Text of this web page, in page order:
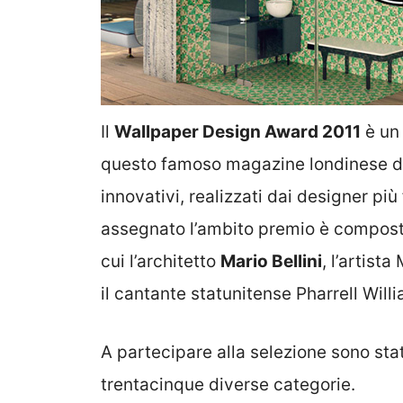
Il Wallpaper Design Award 2011 è
questo famoso magazine londinese
innovativi, realizzati dai designer
assegnato l’ambito premio è
cui l’architetto Mario Bellini, l’artista
il cantante statunitense Pharrell
A partecipare alla selezione sono
trentacinque diverse categorie.